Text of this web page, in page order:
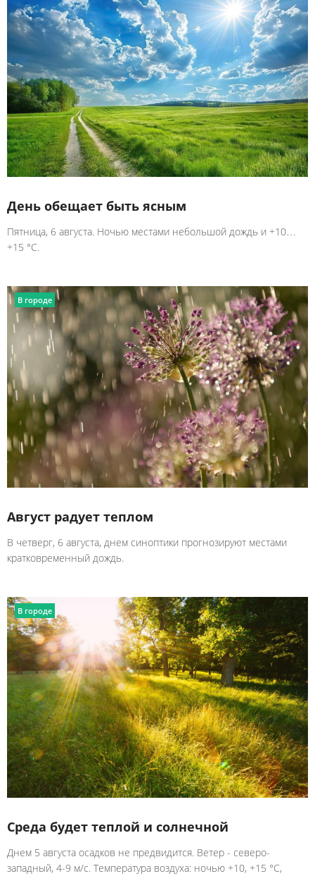
День обещает быть ясным
Пятница, 6 августа. Ночью местами небольшой дождь и +10…
+15 °C.
В городе
Август радует теплом
В четверг, 6 августа, днем синоптики прогнозируют местами
кратковременный дождь.
В городе
Среда будет теплой и солнечной
Днем 5 августа осадков не предвидится. Ветер - северо-
западный, 4-9 м/с. Температура воздуха: ночью +10, +15 °C,